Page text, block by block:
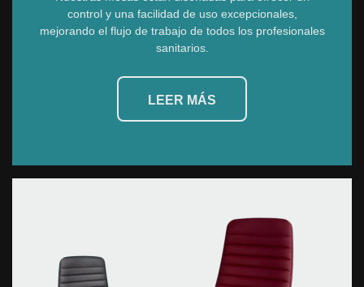
control y una facilidad de uso excepcionales,
mejorando el flujo de trabajo de todos los profesionales
sanitarios.
LEER MÁS